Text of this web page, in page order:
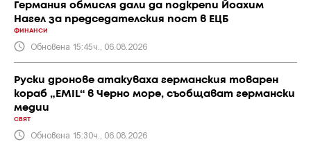
Германия обмисля дали да подкрепи Йоахим
Нагел за председателския пост в ЕЦБ
ФИНАНСИ
Обновена 15:45ч., 06.08.2026
Руски дронове атакуваха германския товарен
кораб „EMIL“ в Черно море, съобщават германски
медии
СВЯТ
Обновена 15:30ч., 06.08.2026